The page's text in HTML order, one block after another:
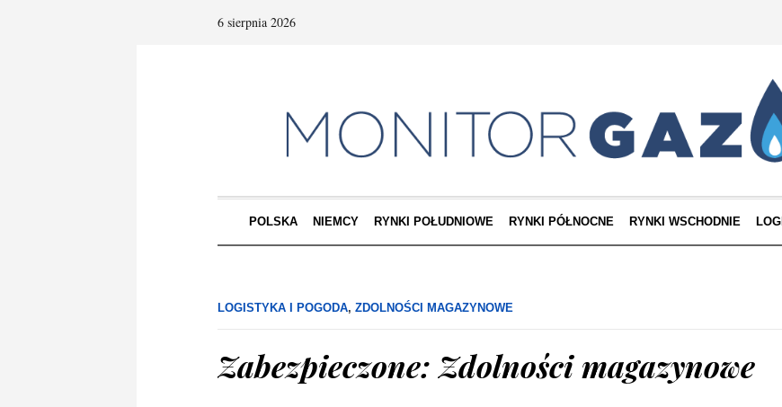
6 sierpnia 2026
POLSKA NIEMCY RYNKI POŁUDNIOWE RYNKI PÓŁNOCNE RYNKI WSCHODNIE
LOGISTYKA I POGODA, ZDOLNOŚCI MAGAZYNOWE
Zabezpieczone: Zdolności magazynowe